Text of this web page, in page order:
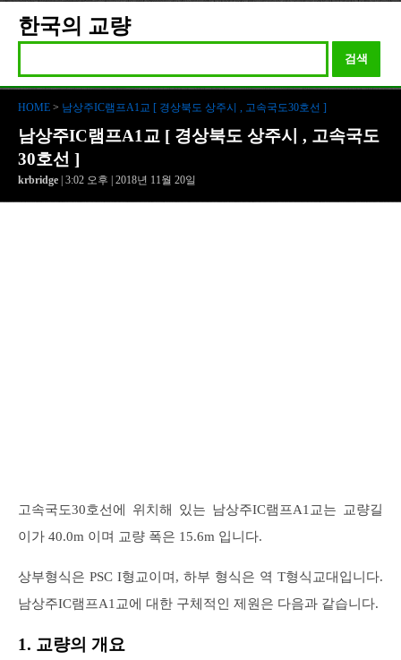
한국의 교량
검색
HOME > 남상주IC램프A1교 [ 경상북도 상주시 , 고속국도30호선 ]
남상주IC램프A1교 [ 경상북도 상주시 , 고속국도
30호선 ]
krbridge | 3:02 오후 | 2018년 11월 20일
고속국도30호선에 위치해 있는 남상주IC램프A1교는 교량길
이가 40.0m 이며 교량 폭은 15.6m 입니다.
상부형식은 PSC I형교이며, 하부 형식은 역 T형식교대입니다.
남상주IC램프A1교에 대한 구체적인 제원은 다음과 같습니다.
1. 교량의 개요